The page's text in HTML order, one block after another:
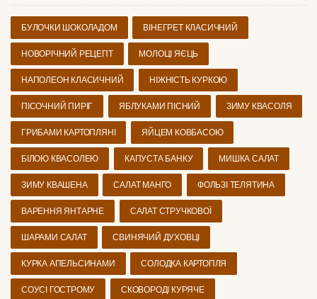
БУЛОЧКИ ШОКОЛАДОМ ВІНЕГРЕТ КЛАСИЧНИЙ
НОВОРІЧНИЙ РЕЦЕПТ МОЛОЦІ ЯЄЦЬ
НАПОЛЕОН КЛАСИЧНИЙ НІЖНІСТЬ КУРКОЮ
ПІСОЧНИЙ ПИРІГ ЯБЛУКАМИ ПІСНИЙ ЗИМУ КВАСОЛЯ
ГРИБАМИ КАРТОПЛЯНІ ЯЙЦЕМ КОВБАСОЮ
БІЛОЮ КВАСОЛЕЮ КАПУСТА БАНКУ МИШКА САЛАТ
ЗИМУ КВАШЕНА САЛАТ МАНГО ФОЛЬЗІ ТЕЛЯТИНА
ВАРЕННЯ ЯНТАРНЕ САЛАТ СТРУЧКОВОЇ
ШАРАМИ САЛАТ СВИНЯЧИЙ ДУХОВЦІ
КУРКА АПЕЛЬСИНАМИ СОЛОДКА КАРТОПЛЯ
СОУСІ ГОСТРОМУ СКОВОРОДІ КУРЯЧЕ